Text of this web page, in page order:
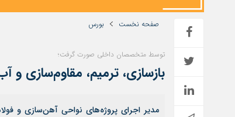
هوش مصنوعی
صفحه نخست بورس
توسط متخصصان داخلی صورت گرفت؛
بازسازی، ترمیم، مقاوم‌سازی و آب‌بندی
مدیر اجرای پروژه‌های نواحی آهن‌سازی و